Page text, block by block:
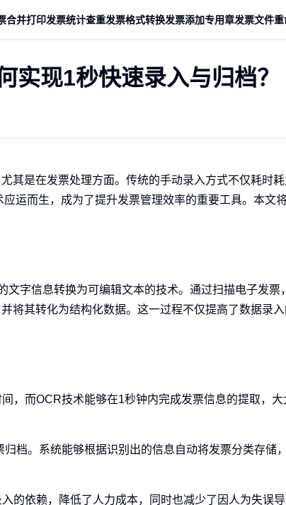
合并打印发票统计查重发票格式转换发票添加专用章发票文件重
实现1秒快速录入与归档？
其是在发票处理方面。传统的手动录入方式不仅耗时耗
运而生，成为了提升发票管理效率的重要工具。本文
字信息转换为可编辑文本的技术。通过扫描电子发票
将其转化为结构化数据。这一过程不仅提高了数据录
，而OCR技术能够在1秒钟内完成发票信息的提取，
档。系统能够根据识别出的信息自动将发票分类存储
的依赖，降低了人力成本，同时也减少了因人为失误导